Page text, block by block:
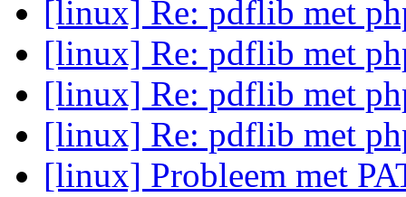
[linux] Re: pdflib met
[linux] Re: pdflib met
[linux] Re: pdflib met
[linux] Re: pdflib met
[linux] Probleem met